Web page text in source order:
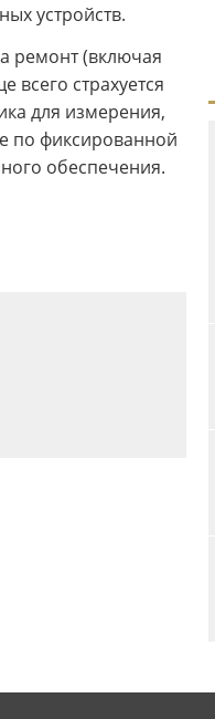
устройств.
ремонт (включая
всего страхуется
для измерения,
по фиксированной
обеспечения.